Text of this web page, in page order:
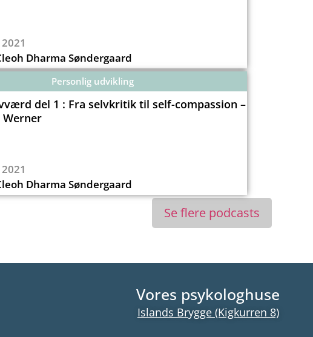
Dharma Søndergaard
Personlig udvikling
del 1 : Fra selvkritik til self-compassion –
Werner
Dharma Søndergaard
Se flere podcasts
Vores psykologhuse
Islands Brygge (Kigkurren 8)